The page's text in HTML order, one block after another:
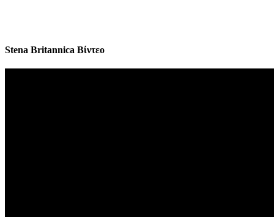
Stena Britannica Βίντεο